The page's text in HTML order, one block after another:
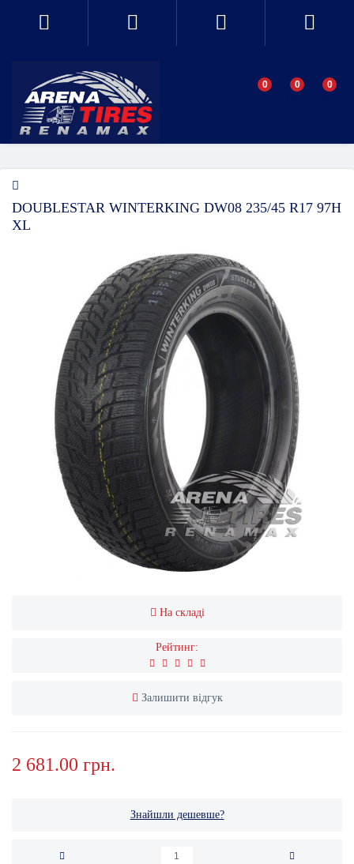
0 0 0
DOUBLESTAR WINTERKING DW08 235/45 R17 97H
XL
На складі
Рейтинг:
Залишити відгук
2 681.00 грн.
Знайшли дешевше?